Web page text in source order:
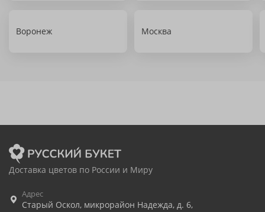
Воронеж Москва
Доставка цветов по России и Миру
Адрес
Старый Оскол, микрорайон Надежда, д. 6,